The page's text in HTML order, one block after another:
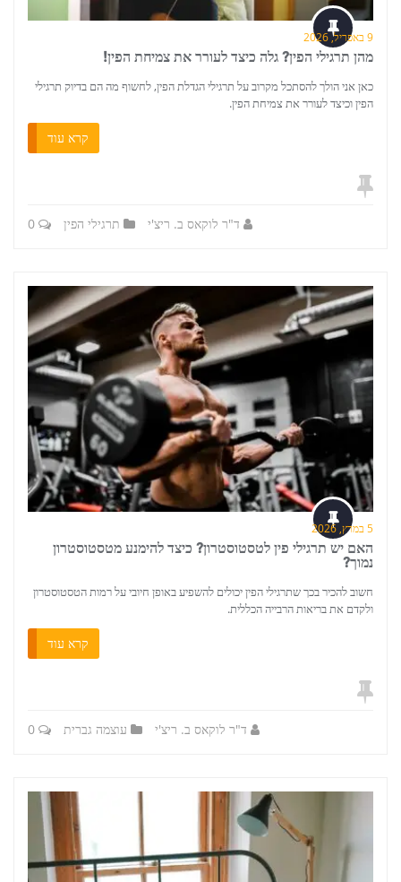
9 באפריל, 2026
מהן תרגילי הפין? גלה כיצד לעורר את צמיחת הפין!
כאן אני הולך להסתכל מקרוב על תרגילי הגדלת הפין, לחשוף מה הם בדיוק תרגילי
הפין וכיצד לעורר את צמיחת הפין.
קרא עוד
ד"ר לוקאס ב. ריצ'י תרגילי הפין
5 במרץ, 2026
האם יש תרגילי פין לטסטוסטרון? כיצד להימנע מטסטוסטרון
נמוך?
חשוב להכיר בכך שתרגילי הפין יכולים להשפיע באופן חיובי על רמות הטסטוסטרון
ולקדם את בריאות הרבייה הכללית.
קרא עוד
ד"ר לוקאס ב. ריצ'י עוצמה גברית